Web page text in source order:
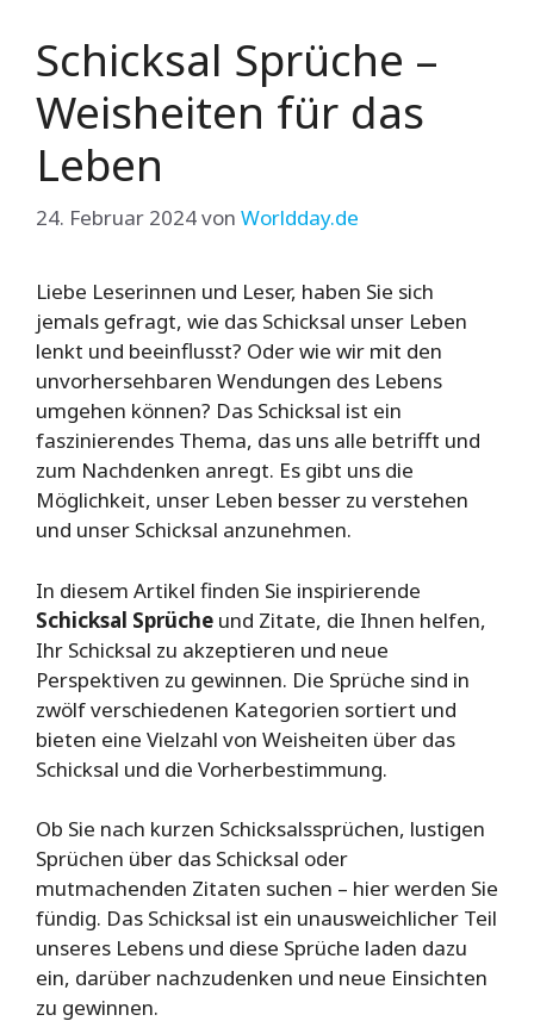
Schicksal Sprüche –
Weisheiten für das
Leben
24. Februar 2024von Worldday.de
Liebe Leserinnen und Leser, haben Sie sich
jemals gefragt, wie das Schicksal unser Leben
lenkt und beeinflusst? Oder wie wir mit den
unvorhersehbaren Wendungen des Lebens
umgehen können? Das Schicksal ist ein
faszinierendes Thema, das uns alle betrifft und
zum Nachdenken anregt. Es gibt uns die
Möglichkeit, unser Leben besser zu verstehen
und unser Schicksal anzunehmen.
In diesem Artikel finden Sie inspirierende
Schicksal Sprüche und Zitate, die Ihnen helfen,
Ihr Schicksal zu akzeptieren und neue
Perspektiven zu gewinnen. Die Sprüche sind in
zwölf verschiedenen Kategorien sortiert und
bieten eine Vielzahl von Weisheiten über das
Schicksal und die Vorherbestimmung.
Ob Sie nach kurzen Schicksalssprüchen, lustigen
Sprüchen über das Schicksal oder
mutmachenden Zitaten suchen – hier werden Sie
fündig. Das Schicksal ist ein unausweichlicher Teil
unseres Lebens und diese Sprüche laden dazu
ein, darüber nachzudenken und neue Einsichten
zu gewinnen.